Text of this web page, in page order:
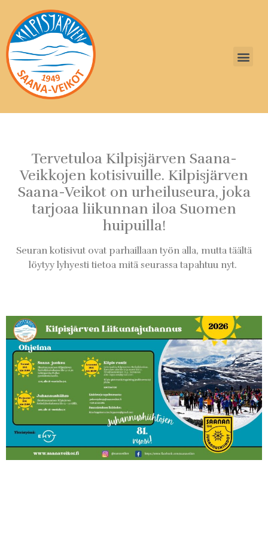
Tervetuloa Kilpisjärven Saana-
Veikkojen kotisivuille. Kilpisjärven
Saana-Veikot on urheiluseura, joka
tarjoaa liikunnan iloa Suomen
huipuilla!
Seuran kotisivut ovat parhaillaan työn alla, mutta täältä
löytyy lyhyesti tietoa mitä seurassa tapahtuu nyt.